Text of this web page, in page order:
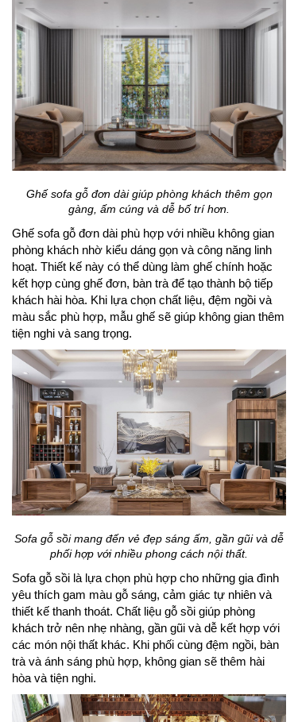
Ghế sofa gỗ đơn dài giúp phòng khách thêm gọn
gàng, ấm cúng và dễ bố trí hơn.
Ghế sofa gỗ đơn dài phù hợp với nhiều không gian
phòng khách nhờ kiểu dáng gọn và công năng linh
hoạt. Thiết kế này có thể dùng làm ghế chính hoặc
kết hợp cùng ghế đơn, bàn trà để tạo thành bộ tiếp
khách hài hòa. Khi lựa chọn chất liệu, đệm ngồi và
màu sắc phù hợp, mẫu ghế sẽ giúp không gian thêm
tiện nghi và sang trọng.
Sofa gỗ sồi mang đến vẻ đẹp sáng ấm, gần gũi và dễ
phối hợp với nhiều phong cách nội thất.
Sofa gỗ sồi là lựa chọn phù hợp cho những gia đình
yêu thích gam màu gỗ sáng, cảm giác tự nhiên và
thiết kế thanh thoát. Chất liệu gỗ sồi giúp phòng
khách trở nên nhẹ nhàng, gần gũi và dễ kết hợp với
các món nội thất khác. Khi phối cùng đệm ngồi, bàn
trà và ánh sáng phù hợp, không gian sẽ thêm hài
hòa và tiện nghi.